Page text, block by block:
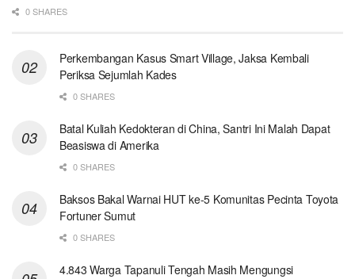
0 SHARES
Perkembangan Kasus Smart Village, Jaksa Kembali
Periksa Sejumlah Kades
0 SHARES
Batal Kuliah Kedokteran di China, Santri Ini Malah Dapat
Beasiswa di Amerika
0 SHARES
Baksos Bakal Warnai HUT ke-5 Komunitas Pecinta Toyota
Fortuner Sumut
0 SHARES
4.843 Warga Tapanuli Tengah Masih Mengungsi